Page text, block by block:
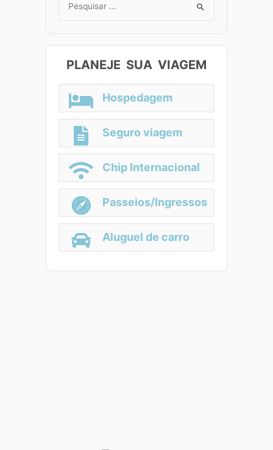
Search
PLANEJE SUA VIAGEM
Hospedagem
Seguro viagem
Chip Internacional
Passeios/Ingressos
Aluguel de carro